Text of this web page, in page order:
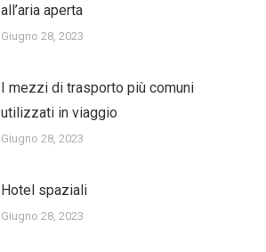
all’aria aperta
Giugno 28, 2023
I mezzi di trasporto più comuni
utilizzati in viaggio
Giugno 28, 2023
Hotel spaziali
Giugno 28, 2023